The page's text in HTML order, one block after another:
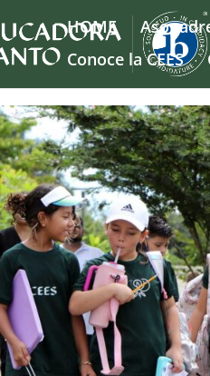
HOME
Conoce la CEES